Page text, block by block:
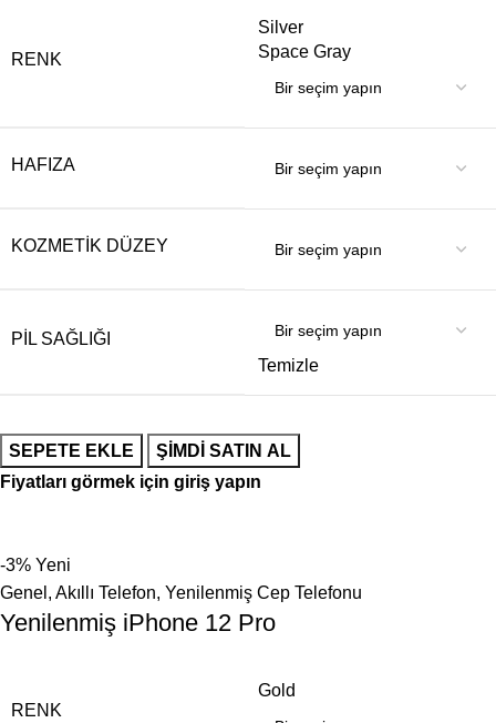
RENK
Silver
Space Gray
HAFIZA
KOZMETIK DÜZEY
PIL SAĞLIĞI
Temizle
SEPETE EKLE
ŞIMDI SATIN AL
Fiyatları görmek için giriş yapın
-3% Yeni
Genel , Akıllı Telefon, Yenilenmiş Cep Telefonu
Yenilenmiş iPhone 12 Pro
RENK
Gold